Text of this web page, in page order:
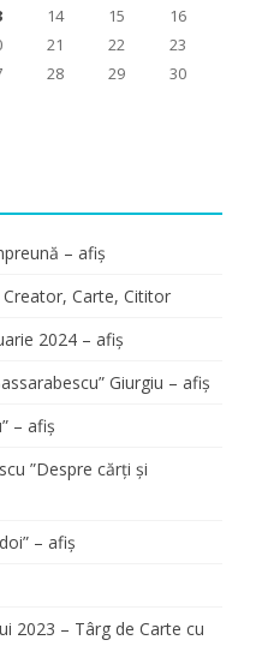
14 15
16
21 22
23
28 29
30
– afiș
Creator, Carte, Cititor
2024 – afiș
Giurgiu – afiș
– afiș
”Despre cărți și
– afiș
2023 – Târg de Carte cu